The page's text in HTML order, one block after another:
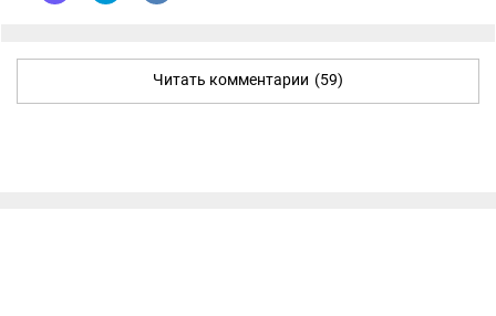
Читать комментарии (59)